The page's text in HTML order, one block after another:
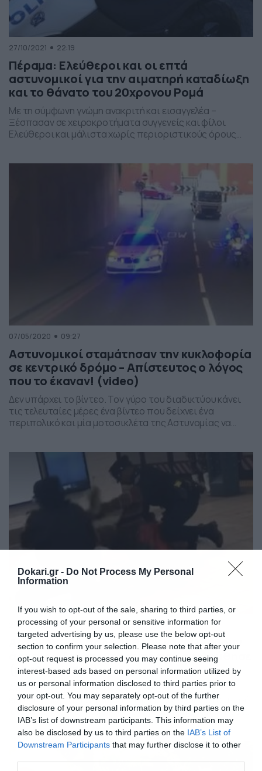
Dokari.gr - Do Not Process My Personal
Information
If you wish to opt-out of the sale, sharing to third parties, or
processing of your personal or sensitive information for
targeted advertising by us, please use the below opt-out
section to confirm your selection. Please note that after your
opt-out request is processed you may continue seeing
interest-based ads based on personal information utilized by
us or personal information disclosed to third parties prior to
your opt-out. You may separately opt-out of the further
disclosure of your personal information by third parties on the
IAB’s list of downstream participants. This information may
also be disclosed by us to third parties on the IAB’s List of
Downstream Participants that may further disclose it to other
27/10/2021 22:19
Πέραμα: Ελεύθεροι και οι επτά
αστυνομικοί για την αιματηρή καταδίωξη
και το θάνατο του 20χρονου Ρομά
Με τη σύμφωνη γνώμη ανακριτή και εισαγγελέα –
Ξέσπασαν σε χειροκροτήματα συγγενείς και φίλοι
Ελεύθεροι και μάλιστα χωρίς περιοριστικούς όρους
αθίγγανος έχασε τη ζωή του από τα αστυνομικά πυρά.
Σύμφωνα με πληροφορίες, κατά την μαραθώνια
απολογία τους, οι αστυνομικοί αρνήθηκαν τις […]
07/05/2020 09:27
Αστυνομικοί σταμάτησαν την κυκλοφορία
σε κεντρικό δρόμο – Απίστευτος ο λόγος
που το έκαναν! (video)
Δεν υπάρχει το βίντεο. Τον γύρο του διαδικτύου κάνει
τις τελευταίες μέρες ένα βίντεο που δείχνει ένα
περιπολικό και μία μοτοσικλέτα της Αστυνομίας να
είναι ο λόγος που αποφάσισαν να το κάνουν. Βλέπετε,
σύμφωνα με το βίντεο από την «Daily Mail», οι […]
21/04/2020 19:41
Αστυνομικοί προσπαθούν να συλλάβουν
άστεγο – Απίστευτο αυτό που ακολούθησε
(photos+video)
Απίστευτες είναι οι εικόνες. Άγρια συμπλοκή
εκτυλίχθηκε τα ξημερώματα της Παρασκευής στο μετρό
της Νέας Υόρκης, όταν δύο αστυνομικοί προσπάθησαν
να συλλάβουν έναν άστεγο, ο οποίος προέβαλλε μεγάλη
αντίσταση και κατάφερε να προκαλέσει ατύχημα,
ρίχνοντας τη μία αστυνομικό στις γραμμές του τρένου.